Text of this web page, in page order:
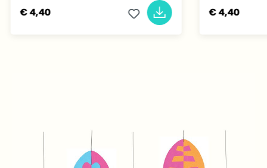
€ 4,40 € 4,40